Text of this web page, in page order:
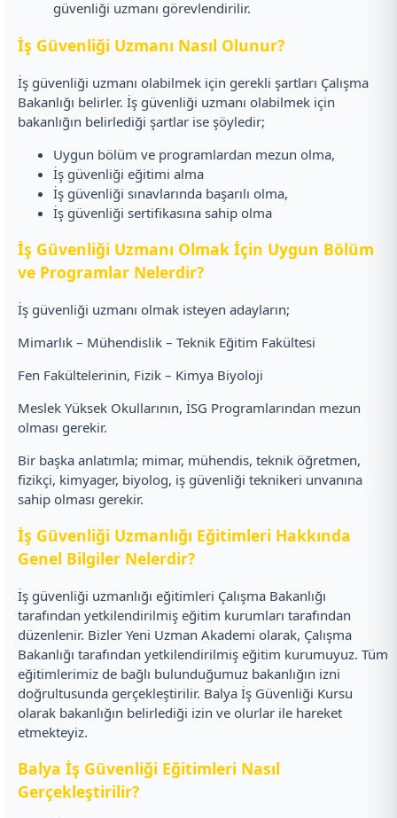
güvenliği uzmanı görevlendirilir.
İş Güvenliği Uzmanı Nasıl Olunur?
İş güvenliği uzmanı olabilmek için gerekli şartları Çalışma
Bakanlığı belirler. İş güvenliği uzmanı olabilmek için
bakanlığın belirlediği şartlar ise şöyledir;
Uygun bölüm ve programlardan mezun olma,
İş güvenliği eğitimi alma
İş güvenliği sınavlarında başarılı olma,
İş güvenliği sertifikasına sahip olma
İş Güvenliği Uzmanı Olmak İçin Uygun Bölüm
ve Programlar Nelerdir?
İş güvenliği uzmanı olmak isteyen adayların;
Mimarlık – Mühendislik – Teknik Eğitim Fakültesi
Fen Fakültelerinin, Fizik – Kimya Biyoloji
Meslek Yüksek Okullarının, İSG Programlarından mezun
olması gerekir.
Bir başka anlatımla; mimar, mühendis, teknik öğretmen,
fizikçi, kimyager, biyolog, iş güvenliği teknikeri unvanına
sahip olması gerekir.
İş Güvenliği Uzmanlığı Eğitimleri Hakkında
Genel Bilgiler Nelerdir?
İş güvenliği uzmanlığı eğitimleri Çalışma Bakanlığı
tarafından yetkilendirilmiş eğitim kurumları tarafından
düzenlenir. Bizler Yeni Uzman Akademi olarak, Çalışma
Bakanlığı tarafından yetkilendirilmiş eğitim kurumuyuz. Tüm
eğitimlerimiz de bağlı bulunduğumuz bakanlığın izni
doğrultusunda gerçekleştirilir. Balya İş Güvenliği Kursu
olarak bakanlığın belirlediği izin ve olurlar ile hareket
etmekteyiz.
Balya İş Güvenliği Eğitimleri Nasıl
Gerçekleştirilir?